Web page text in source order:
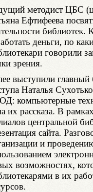
методист ЦБС
Ефтифеева
деньги, по
говорили
зрения.
выступили
Наталья
компьютерные
их рассказа. В
центральной
сайта.
и
возможностях,
в их